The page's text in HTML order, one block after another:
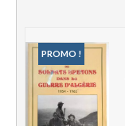
PROMO !